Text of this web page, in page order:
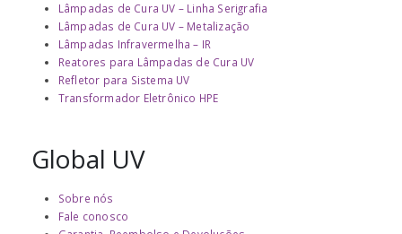
Lâmpadas de Cura UV – Linha Serigrafia
Lâmpadas de Cura UV – Metalização
Lâmpadas Infravermelha – IR
Reatores para Lâmpadas de Cura UV
Refletor para Sistema UV
Transformador Eletrônico HPE
Global UV
Sobre nós
Fale conosco